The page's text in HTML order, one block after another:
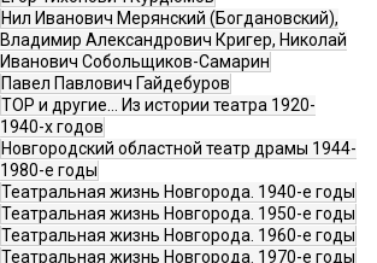
Нил Иванович Мерянский (Богдановский),
Владимир Александрович Кригер, Николай
Иванович Собольщиков-Самарин
Павел Павлович Гайдебуров
ТОР и другие… Из истории театра 1920-
1940-х годов
Новгородский областной театр драмы 1944-
1980-е годы
Театральная жизнь Новгорода. 1940-е годы
Театральная жизнь Новгорода. 1950-е годы
Театральная жизнь Новгорода. 1960-е годы
Театральная жизнь Новгорода. 1970-е годы